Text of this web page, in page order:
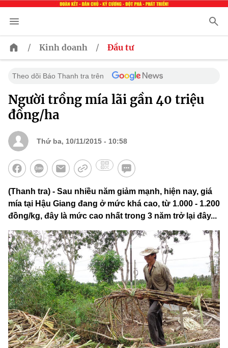
/ Kinh doanh / Đầu tư
Theo dõi Báo Thanh tra trên
Người trồng mía lãi gần 40 triệu
đồng/ha
Thứ ba, 10/11/2015 - 10:58
(Thanh tra) - Sau nhiều năm giảm mạnh, hiện nay, giá
mía tại Hậu Giang đang ở mức khá cao, từ 1.000 - 1.200
đồng/kg, đây là mức cao nhất trong 3 năm trở lại đây...